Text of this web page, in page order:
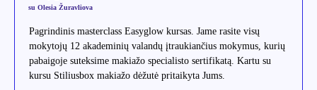
su Olesia Žuravliova
Pagrindinis masterclass Easyglow kursas. Jame rasite visų
mokytojų 12 akademinių valandų įtraukiančius mokymus, kurių
pabaigoje suteksime makiažo specialisto sertifikatą. Kartu su
kursu Stiliusbox makiažo dėžutė pritaikyta Jums.